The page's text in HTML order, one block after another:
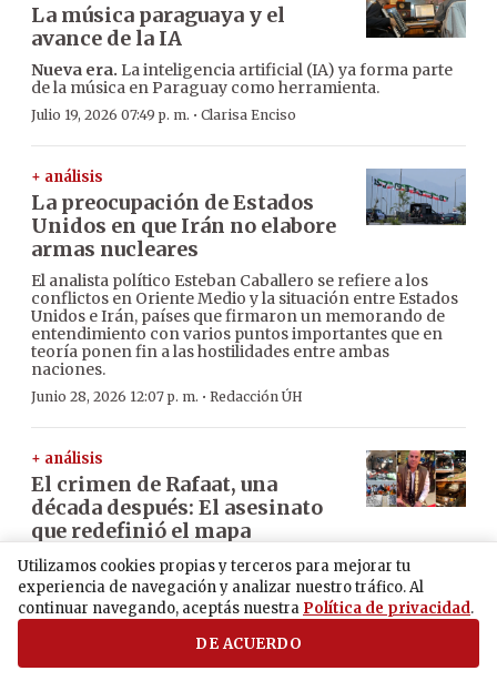
La música paraguaya y el
avance de la IA
Nueva era. La inteligencia artificial (IA) ya forma parte
de la música en Paraguay como herramienta.
Julio 19, 2026 07:49 p. m. · Clarisa Enciso
+ análisis
La preocupación de Estados
Unidos en que Irán no elabore
armas nucleares
El analista político Esteban Caballero se refiere a los
conflictos en Oriente Medio y la situación entre Estados
Unidos e Irán, países que firmaron un memorando de
entendimiento con varios puntos importantes que en
teoría ponen fin a las hostilidades entre ambas
naciones.
Junio 28, 2026 12:07 p. m. · Redacción ÚH
+ análisis
El crimen de Rafaat, una
década después: El asesinato
que redefinió el mapa
criminal en la frontera
Tras la muerte de Jorge Rafaat Toumani, el 15 de junio
de 2016 en Pedro Juan Caballero, acabó la hegemonía de
los reyes de la frontera y se agrandó la influencia de los
grupos criminales transnacionales que manejan el
Utilizamos cookies propias y terceros para mejorar tu
experiencia de navegación y analizar nuestro tráfico. Al
continuar navegando, aceptás nuestra Política de privacidad.
DE ACUERDO